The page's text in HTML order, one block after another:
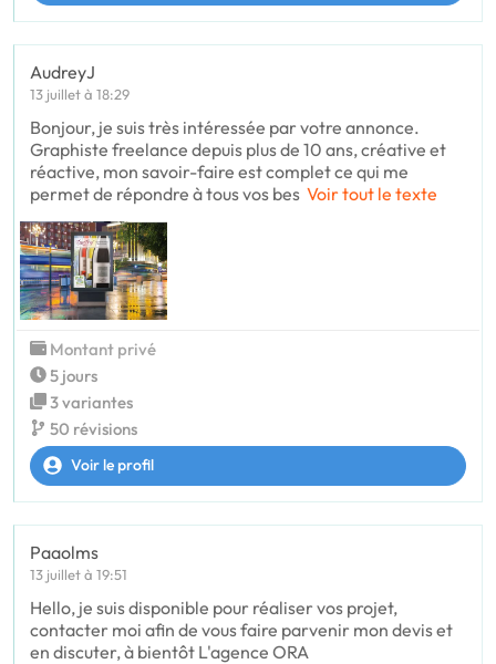
AudreyJ
13 juillet à 18:29
Bonjour, je suis très intéressée par votre annonce.
Graphiste freelance depuis plus de 10 ans, créative et
réactive, mon savoir-faire est complet ce qui me
permet de répondre à tous vos bes Voir tout le texte
Montant privé
5 jours
3 variantes
50 révisions
Voir le profil
Paaolms
13 juillet à 19:51
Hello, je suis disponible pour réaliser vos projet,
contacter moi afin de vous faire parvenir mon devis et
en discuter, à bientôt L'agence ORA